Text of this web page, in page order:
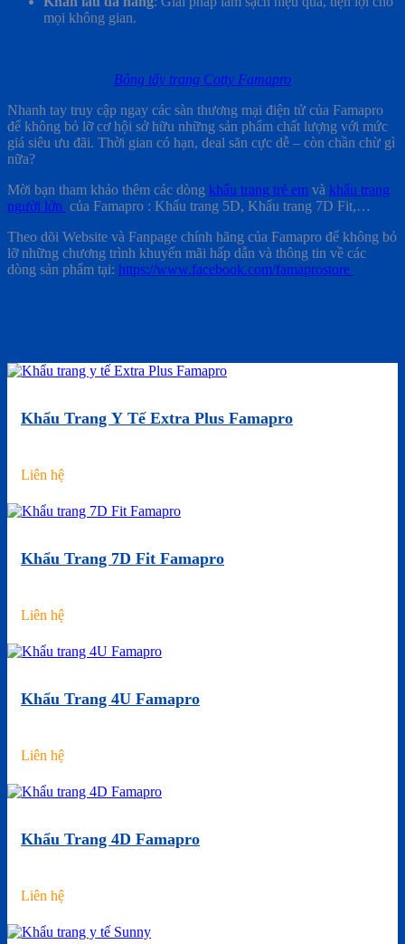
mọi không gian.
Bông tẩy trang Cotty Famapro
Nhanh tay truy cập ngay các sàn thương mại điện tử của Famapro
để không bỏ lỡ cơ hội sở hữu những sản phẩm chất lượng với mức
giá siêu ưu đãi. Thời gian có hạn, deal săn cực dễ – còn chần chừ gì
nữa?
Mời bạn tham khảo thêm các dòng khẩu trang trẻ em và khẩu trang
người lớn của Famapro : Khẩu trang 5D, Khẩu trang 7D Fit,…
Theo dõi Website và Fanpage chính hãng của Famapro để không bỏ
lỡ những chương trình khuyến mãi hấp dẫn và thông tin về các
dòng sản phẩm tại: https://www.facebook.com/famaprostore
Khẩu Trang Y Tế Extra Plus Famapro
Liên hệ
Khẩu Trang 7D Fit Famapro
Liên hệ
Khẩu Trang 4U Famapro
Liên hệ
Khẩu Trang 4D Famapro
Liên hệ